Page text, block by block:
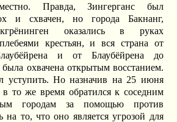
Правда, Зингерганс был
и схвачен, но города Бакнанг,
оказались в руках
крестьян, и вся страна от
и от Блаубёйрена до
охвачена открытым восстанием.
уступить. Но назначив на 25 июня
в то же время обратился к соседним
городам за помощью против
на то, что оно является угрозой для